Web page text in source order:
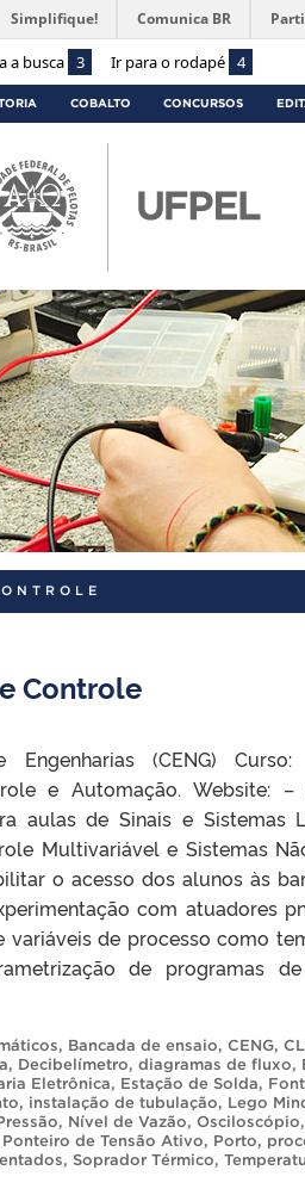
a busca 3 Ir para o rodapé 4
Simplifique! Comunica BR
COBALTO CONCURSOS
Controle
(CENG) Curso:
e Automação. Website: –
aulas de Sinais e Sistemas
Multivariável e Sistemas
o acesso dos alunos às
com atuadores
de processo como
de programas
, Bancada de ensaio, CENG,
, Decibelímetro, diagramas de fluxo,
Eletrônica, Estação de Solda,
, instalação de tubulação, Lego
, Nível de Vazão, Osciloscópio,
Ponteiro de Tensão Ativo, Porto,
, Soprador Térmico,